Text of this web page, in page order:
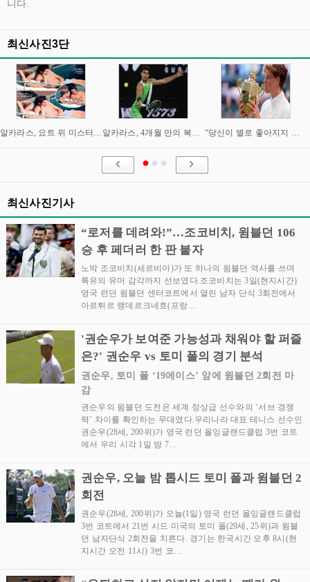
니다.
최신사진3단
알카라스, 요트 위 미스터리 여성과 밀회 포착 알카라스, 4개월 만의 복귀 임박…신시내티 마스터스 통해 US오픈 출격 시동 “당신이 별로 좋아지지 않아요” “이제는 제가 정말 조심해야” 시너와 즈브레프 인터뷰
최신사진기사
“로저를 데려와!”…조코비치, 윔블던 106
승 후 페더러 한 판 붙자
노박 조코비치(세르비아)가 또 하나의 윔블던 역사를 쓰며
특유의 유머 감각까지 선보였다.조코비치는 3일(현지시간)
영국 런던 윔블던 센터코트에서 열린 남자 단식 3회전에서
아르튀르 랭데르크네흐(프랑…
'권순우가 보여준 가능성과 채워야 할 퍼즐
은?' 권순우 vs 토미 폴의 경기 분석
권순우, 토미 폴 ‘19에이스’ 앞에 윔블던 2회전 마
감
권순우의 윔블던 도전은 세계 정상급 선수와의 ‘서브 경쟁
력’ 차이를 확인하는 무대였다.우리나라 대표 테니스 선수인
권순우(28세, 200위)가 영국 런던 올잉글랜드클럽 3번 코트
에서 우리 시각 1일 밤 7…
권순우, 오늘 밤 톱시드 토미 폴과 윔블던 2
회전
권순우(28세, 200위)가 오늘(1일) 영국 런던 올잉글랜드클럽
3번 코트에서 21번 시드 미국의 토미 폴(29세, 25위)과 윔블
던 남자단식 2회전을 치른다. 경기는 한국시간 오후 8시(현
지시간 오전 11시) 3번 코…